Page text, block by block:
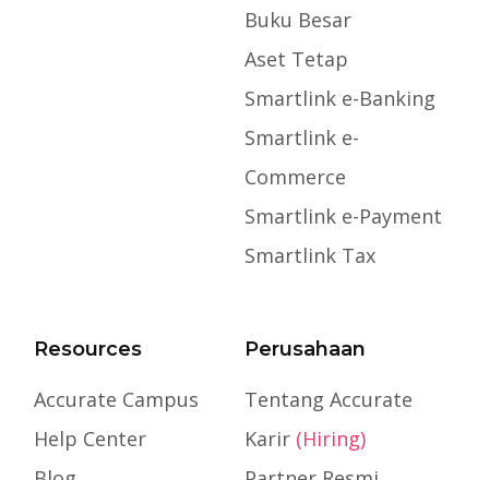
Buku Besar
Aset Tetap
Smartlink e-Banking
Smartlink e-
Commerce
Smartlink e-Payment
Smartlink Tax
Resources
Accurate Campus
Help Center
Perusahaan
Tentang Accurate
Karir (Hiring)